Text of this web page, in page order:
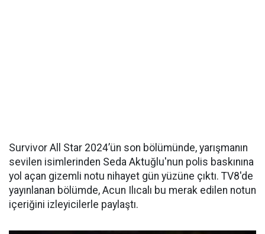
Survivor All Star 2024’ün son bölümünde, yarışmanın
sevilen isimlerinden Seda Aktuğlu'nun polis baskınına
yol açan gizemli notu nihayet gün yüzüne çıktı. TV8'de
yayınlanan bölümde, Acun Ilıcalı bu merak edilen notun
içeriğini izleyicilerle paylaştı.